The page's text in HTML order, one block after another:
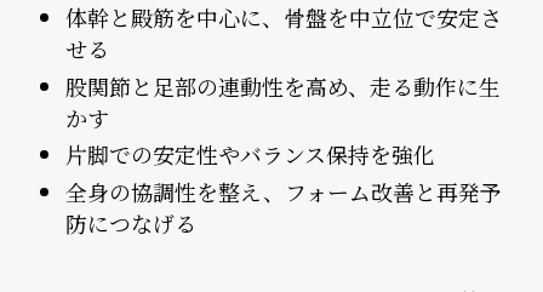
体幹と殿筋を中心に、骨盤を中立位で安定さ
せる
股関節と足部の連動性を高め、走る動作に生
かす
片脚での安定性やバランス保持を強化
全身の協調性を整え、フォーム改善と再発予
防につなげる